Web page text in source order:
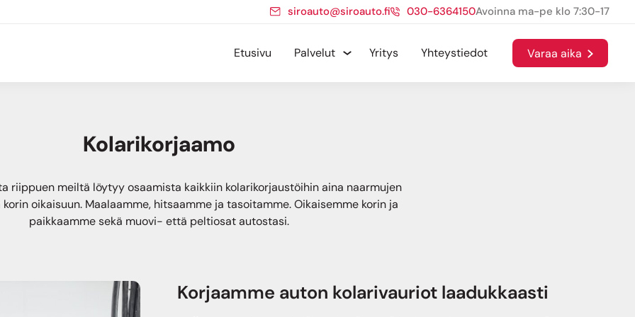
siroauto@siroauto.fi 030-6364150Avoinna ma-pe klo 7:30-17
Etusivu Palvelut Yritys Yhteystiedot Varaa aika
Kolarikorjaamo
riippuen meiltä löytyy osaamista kaikkiin kolarikorjaustöihin aina naarmujen
oikaisuun. Maalaamme, hitsaamme ja tasoitamme. Oikaisemme korin ja
paikkaamme sekä muovi- että peltiosat autostasi.
Korjaamme auton kolarivauriot laadukkaasti